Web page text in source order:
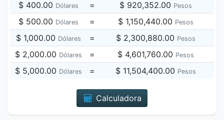
$ 400.00 Dólares = $ 920,352.00 Pesos
$ 500.00 Dólares = $ 1,150,440.00 Pesos
$ 1,000.00 Dólares = $ 2,300,880.00 Pesos
$ 2,000.00 Dólares = $ 4,601,760.00 Pesos
$ 5,000.00 Dólares = $ 11,504,400.00 Pesos
Calculadora